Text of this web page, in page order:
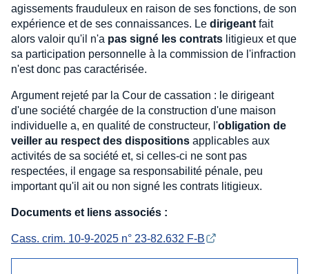
agissements frauduleux en raison de ses fonctions, de son
expérience et de ses connaissances. Le dirigeant fait
alors valoir qu'il n'a pas signé les contrats litigieux et que
sa participation personnelle à la commission de l'infraction
n'est donc pas caractérisée.
Argument rejeté par la Cour de cassation : le dirigeant
d'une société chargée de la construction d'une maison
individuelle a, en qualité de constructeur, l'obligation de
veiller au respect des dispositions applicables aux
activités de sa société et, si celles-ci ne sont pas
respectées, il engage sa responsabilité pénale, peu
important qu'il ait ou non signé les contrats litigieux.
Documents et liens associés :
Cass. crim. 10-9-2025 n° 23-82.632 F-B